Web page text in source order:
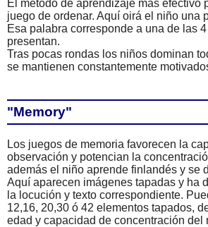
El método de aprendizaje más efectivo
juego de ordenar. Aquí oirá el niño una
Esa palabra corresponde a una de las
presentan.
Tras pocas rondas los niños dominan
se mantienen constantemente
"Memory"
Los juegos de memoria favorecen la
observación y potencian la
además el niño aprende finlandés y se
Aquí aparecen imágenes tapadas y ha
la locución y texto correspondiente.
12,16, 20,30 ó 42 elementos tapados,
edad y capacidad de concentración del